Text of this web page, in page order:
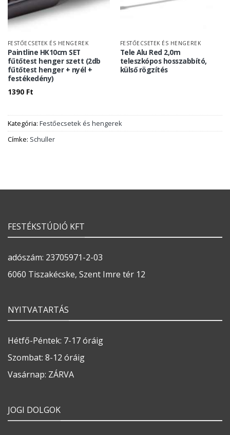
FESTŐECSETEK ÉS HENGEREK
Paintline HK10cm SET
fűtőtest henger szett (2db
fűtőtest henger + nyél +
festékedény)
1390 Ft
FESTŐECSETEK ÉS HENGEREK
Tele Alu Red 2,0m
teleszkópos hosszabbító,
külső rögzítés
Kategória: Festőecsetek és hengerek
Címke: Schuller
FESTÉKSTÚDIÓ KFT
adószám: 23705971-2-03
6060 Tiszakécske, Szent Imre tér 12
NYITVATARTÁS
Hétfő-Péntek: 7-17 óráig
Szombat: 8-12 óráig
Vasárnap: ZÁRVA
JOGI DOLGOK